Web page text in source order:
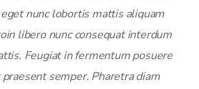
nunc lobortis mattis aliquam
libero nunc consequat interdum
Feugiat in fermentum posuere
semper. Pharetra diam